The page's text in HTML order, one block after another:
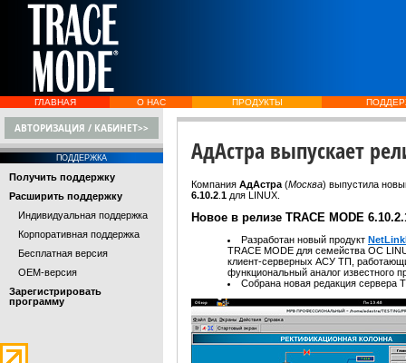
ГЛАВНАЯ О НАС ПРОДУКТЫ
АВТОРИЗАЦИЯ / КАБИНЕТ>>
ПОДДЕРЖКА
Получить поддержку
Расширить поддержку
Индивидуальная поддержка
Корпоративная поддержка
Бесплатная версия
OEM-версия
Зарегистрировать
программу
АдАстра выпускает
Компания АдАстра (Москва) выпустила
6.10.2 1 для LINUX.
Новое в релизе TRACE MODE
Разработан новый продукт
TRACE MODE для семейства ОС
клиент-серверных АСУ ТП,
функциональный аналог известного
Собрана новая редакция сервера